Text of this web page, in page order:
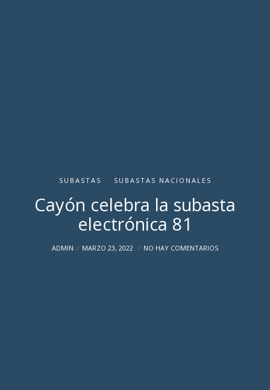
SUBASTAS SUBASTAS NACIONALES
Cayón celebra la subasta
electrónica 81
ADMIN MARZO 23, 2022 NO HAY COMENTARIOS